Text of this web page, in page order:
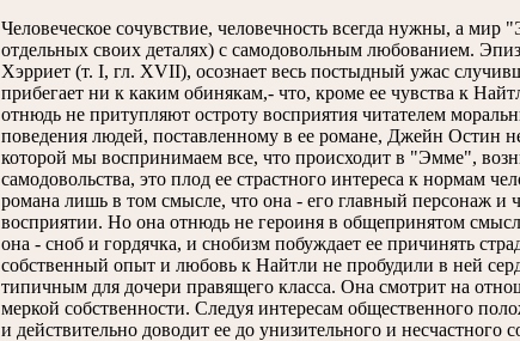
Человеческое сочувствие, человечность всегда нужны, а
отдельных своих деталях) с самодовольным любованием.
Хэрриет (т. I, гл. XVII), осознает весь постыдный ужас
прибегает ни к каким обинякам,- что, кроме ее чувства к
отнюдь не притупляют остроту восприятия читателем
поведения людей, поставленному в ее романе, Джейн Остин
которой мы воспринимаем все, что происходит в "Эмме",
самодовольства, это плод ее страстного интереса к нормам
романа лишь в том смысле, что она - его главный персонаж и
восприятии. Но она отнюдь не героиня в общепринятом
она - сноб и гордячка, и снобизм побуждает ее причинять
собственный опыт и любовь к Найтли не пробудили в ней
типичным для дочери правящего класса. Она смотрит на
меркой собственности. Следуя интересам общественного
и действительно доводит ее до унизительного и несчастного